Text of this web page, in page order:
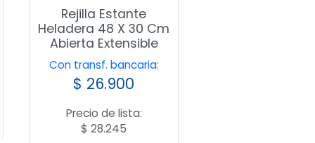
Rejilla Estante
Heladera 48 X 30 Cm
Abierta Extensible
Con transf. bancaria:
$ 26.900
Precio de lista:
$ 28.245